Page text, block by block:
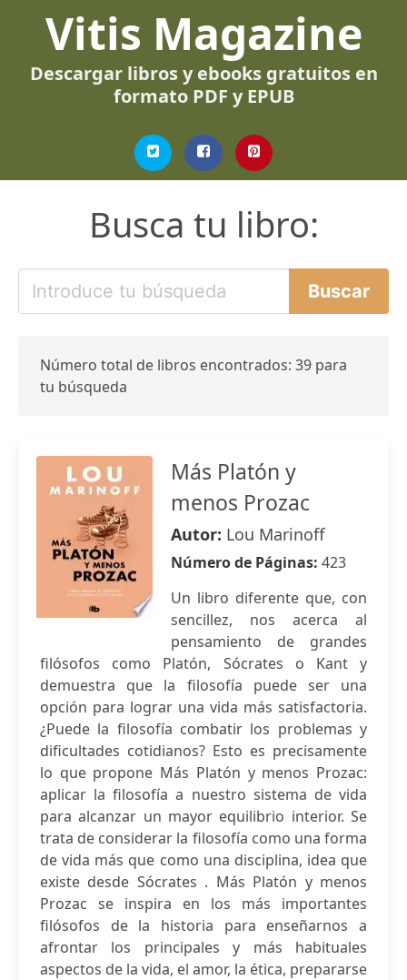
Vitis Magazine
Descargar libros y ebooks gratuitos en
formato PDF y EPUB
Busca tu libro:
Número total de libros encontrados: 39 para
tu búsqueda
Más Platón y
menos Prozac
Autor: Lou Marinoff
Número de Páginas: 423
Un libro diferente que, con
sencillez, nos acerca al
pensamiento de grandes
filósofos como Platón, Sócrates o Kant y
demuestra que la filosofía puede ser una
opción para lograr una vida más satisfactoria.
¿Puede la filosofía combatir los problemas y
dificultades cotidianos? Esto es precisamente
lo que propone Más Platón y menos Prozac:
aplicar la filosofía a nuestro sistema de vida
para alcanzar un mayor equilibrio interior. Se
trata de considerar la filosofía como una forma
de vida más que como una disciplina, idea que
existe desde Sócrates . Más Platón y menos
Prozac se inspira en los más importantes
filósofos de la historia para enseñarnos a
afrontar los principales y más habituales
aspectos de la vida, el amor, la ética, prepararse